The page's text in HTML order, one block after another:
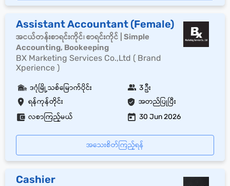
Assistant Accountant (Female)
အငယ်တန်းစာရင်းကိုင်၊ စာရင်းကိုင် | Simple
Accounting, Bookeeping
BX Marketing Services Co.,Ltd ( Brand
Xperience )
ရန်ကုန်တိုင်း အတည်ပြုပြီး
ဒဂုံမြို့သစ်မြောက်ပိုင်း 3 ဦး
လစာကြည့်မယ် 30 Jun 2026
အသေးစိတ်ကြည့်ရန်
Cashier